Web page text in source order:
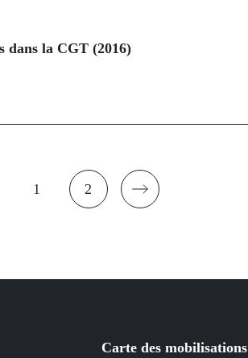
dans la CGT (2016)
Page
courante
1 Page
2
Carte des mobilisations